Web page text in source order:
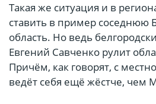
Такая же ситуация и в
ставить в пример соседнюю
область. Но ведь
Евгений Савченко рулит
Причём, как говорят, с
ведёт себя ещё жёстче, чем